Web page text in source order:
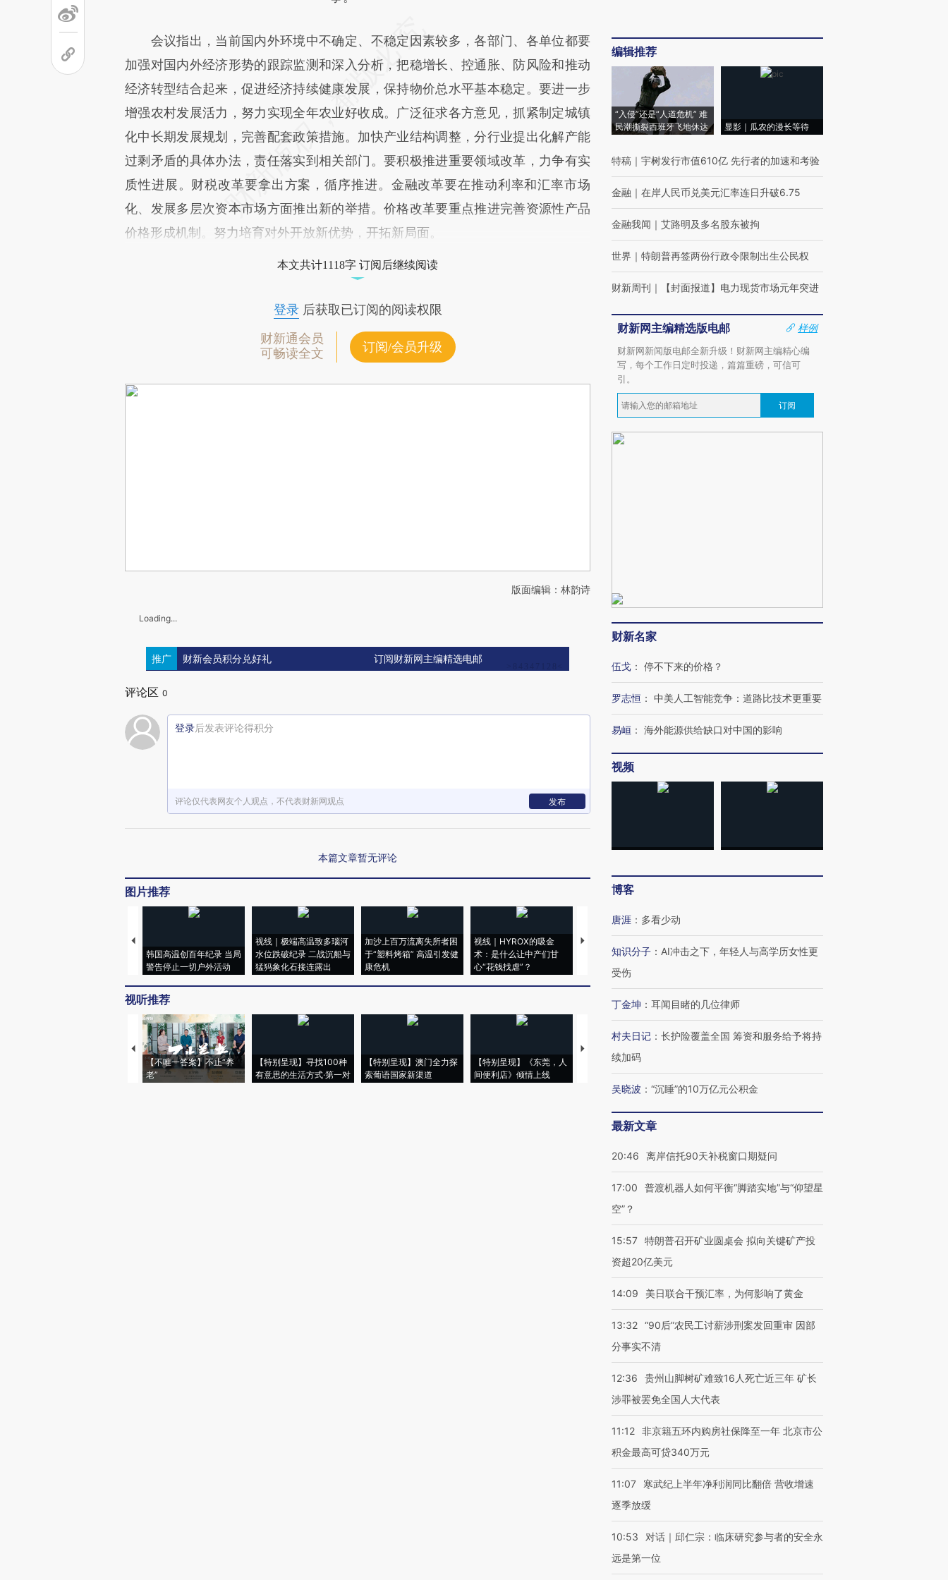
会议指出，当前国内外环境中不确定、不稳定因素较多，各部门、各单位都要
加强对国内外经济形势的跟踪监测和深入分析，把稳增长、控通胀、防风险和推动
经济转型结合起来，促进经济持续健康发展，保持物价总水平基本稳定。要进一步
增强农村发展活力，努力实现全年农业好收成。广泛征求各方意见，抓紧制定城镇
化中长期发展规划，完善配套政策措施。加快产业结构调整，分行业提出化解产能
过剩矛盾的具体办法，责任落实到相关部门。要积极推进重要领域改革，力争有实
质性进展。财税改革要拿出方案，循序推进。金融改革要在推动利率和汇率市场
化、发展多层次资本市场方面推出新的举措。价格改革要重点推进完善资源性产品
价格形成机制。努力培育对外开放新优势，开拓新局面。
本文共计1118字 订阅后继续阅读
登录后获取已订阅的阅读权限
财新通会员
可畅读全文
订阅/会员升级
版面编辑：林韵诗
Loading...
推广 财新会员积分兑好礼 订阅财新网主编精选电邮
评论区 0
登录后发表评论得积分
评论仅代表网友个人观点，不代表财新网观点 发布
本篇文章暂无评论
图片推荐
韩国高温创百年纪录 当局
警告停止一切户外活动
视线｜极端高温致多瑙河
水位跌破纪录 二战沉船与
猛犸象化石接连露出
加沙上百万流离失所者困
于“塑料烤箱” 高温引发健
康危机
视线｜HYROX的吸金
术：是什么让中产们甘
心“花钱找虐”？
马航飞行员跨国走私7万
粒摇头丸 尿检体内含3种
度Z世代 用街头抗争将教
机”？难民潮撕裂西班牙
视听推荐
【不唯一答案】不止“养
老”
【特别呈现】寻找100种
有意思的生活方式·第一对
【特别呈现】澳门全力探
索葡语国家新渠道
【特别呈现】《东莞，人
间便利店》倾情上线
【推广】走进第四届链博
会，让数智科技“链”接产
有意思的生活方式·第三对
住三大增长引擎是什么？
编辑推荐
“入侵”还是“人道危机” 难
民潮撕裂西班牙飞地休达
显影｜瓜农的漫长等待
特稿 ｜ 宇树发行市值610亿 先行者的加速和考验
金融 ｜ 在岸人民币兑美元汇率连日升破6.75
金融我闻 ｜ 艾路明及多名股东被拘
世界 ｜ 特朗普再签两份行政令限制出生公民权
财新周刊 ｜ 【封面报道】电力现货市场元年突进
财新网主编精选版电邮
样例
财新网新闻版电邮全新升级！财新网主编精心编
写，每个工作日定时投递，篇篇重磅，可信可
引。
订阅
财新名家
伍戈 ： 停不下来的价格？
罗志恒 ： 中美人工智能竞争：道路比技术更重要
易峘 ： 海外能源供给缺口对中国的影响
视频
博客
唐涯 ： 多看少动
知识分子 ： AI冲击之下，年轻人与高学历女性更
受伤
丁金坤 ： 耳闻目睹的几位律师
村夫日记 ： 长护险覆盖全国 筹资和服务给予将持
续加码
吴晓波 ： “沉睡”的10万亿元公积金
最新文章
20:46 离岸信托90天补税窗口期疑问
17:00
普渡机器人如何平衡“脚踏实地”与“仰望星
空”？
15:57 特朗普召开矿业圆桌会 拟向关键矿产投
资超20亿美元
14:09 美日联合干预汇率，为何影响了黄金
13:32 “90后”农民工讨薪涉刑案发回重审 因部
分事实不清
12:36
贵州山脚树矿难致16人死亡近三年 矿长
涉罪被罢免全国人大代表
11:12 非京籍五环内购房社保降至一年 北京市公
积金最高可贷340万元
11:07
寒武纪上半年净利润同比翻倍 营收增速
逐季放缓
10:53
对话｜邱仁宗：临床研究参与者的安全永
远是第一位